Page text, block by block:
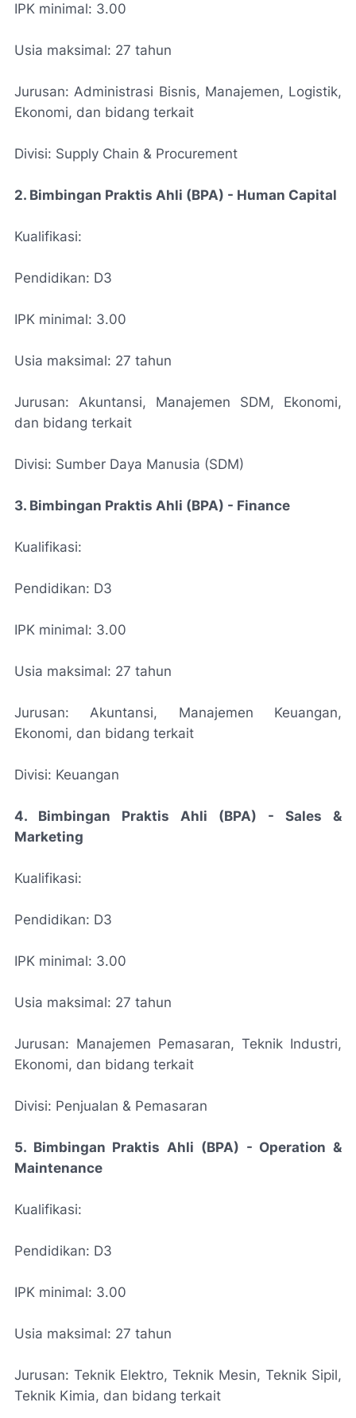
IPK minimal: 3.00
Usia maksimal: 27 tahun
Jurusan: Administrasi Bisnis, Manajemen, Logistik,
Ekonomi, dan bidang terkait
Divisi: Supply Chain & Procurement
2. Bimbingan Praktis Ahli (BPA) - Human Capital
Kualifikasi:
Pendidikan: D3
IPK minimal: 3.00
Usia maksimal: 27 tahun
Jurusan: Akuntansi, Manajemen SDM, Ekonomi,
dan bidang terkait
Divisi: Sumber Daya Manusia (SDM)
3. Bimbingan Praktis Ahli (BPA) - Finance
Kualifikasi:
Pendidikan: D3
IPK minimal: 3.00
Usia maksimal: 27 tahun
Jurusan: Akuntansi, Manajemen Keuangan,
Ekonomi, dan bidang terkait
Divisi: Keuangan
4. Bimbingan Praktis Ahli (BPA) - Sales &
Marketing
Kualifikasi:
Pendidikan: D3
IPK minimal: 3.00
Usia maksimal: 27 tahun
Jurusan: Manajemen Pemasaran, Teknik Industri,
Ekonomi, dan bidang terkait
Divisi: Penjualan & Pemasaran
5. Bimbingan Praktis Ahli (BPA) - Operation &
Maintenance
Kualifikasi:
Pendidikan: D3
IPK minimal: 3.00
Usia maksimal: 27 tahun
Jurusan: Teknik Elektro, Teknik Mesin, Teknik Sipil,
Teknik Kimia, dan bidang terkait